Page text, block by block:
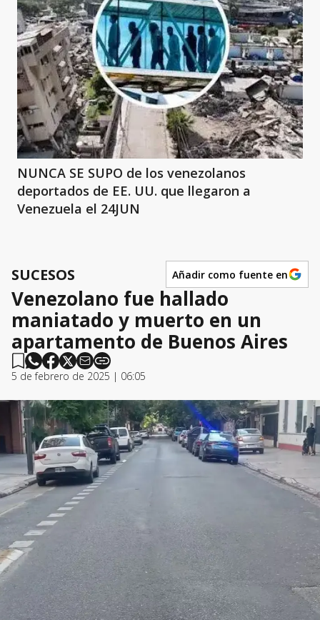
NUNCA SE SUPO de los venezolanos
deportados de EE. UU. que llegaron a
Venezuela el 24JUN
SUCESOS Añadir como fuente en
Venezolano fue hallado
maniatado y muerto en un
apartamento de Buenos Aires
5 de febrero de 2025 | 06:05